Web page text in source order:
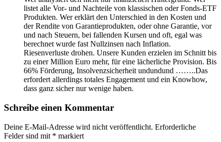
listet alle Vor- und Nachteile von klassischen oder Fonds-ETF
Produkten. Wer erklärt den Unterschied in den Kosten und
der Rendite von Garantieprodukten, oder ohne Garantie, vor
und nach Steuern, bei fallenden Kursen und oft, egal was
berechnet wurde fast Nullzinsen nach Inflation.
Riesenverluste drohen. Unsere Kunden erzielen im Schnitt bis
zu einer Million Euro mehr, für eine lächerliche Provision. Bis
66% Förderung, Insolvenzsicherheit undundund ……..Das
erfordert allerdings totales Engagement und ein Knowhow,
dass ganz sicher nur wenige haben.
Schreibe einen Kommentar
Deine E-Mail-Adresse wird nicht veröffentlicht. Erforderliche
Felder sind mit * markiert